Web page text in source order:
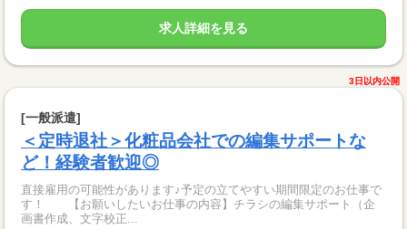
求人詳細を見る
3日以内公開
[一般派遣]
＜定時退社＞化粧品会社での編集サポートな
ど！経験者歓迎◎
直接雇用の可能性があります♪予定の立てやすい期間限定のお仕事で
す！ 【お願いしたいお仕事の内容】チラシの編集サポート（企
画書作成、文字校正...